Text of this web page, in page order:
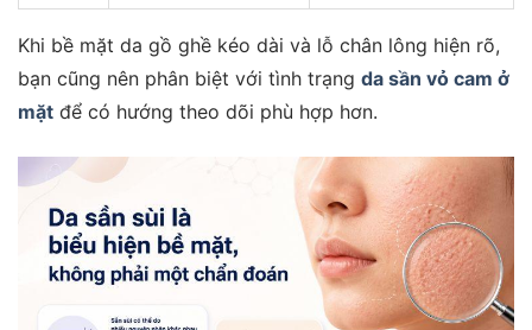
Khi bề mặt da gồ ghề kéo dài và lỗ chân lông hiện rõ,
bạn cũng nên phân biệt với tình trạng da sần vỏ cam ở
mặt để có hướng theo dõi phù hợp hơn.